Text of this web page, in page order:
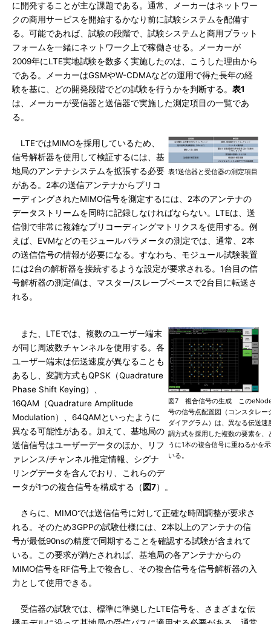
に開発することが主な課題である。通常、メーカーはネットワー
クの商用サービスを開始するかなり前に試験システムを配備す
る。可能であれば、試験の段階で、試験システムと商用プラット
フォームを一緒にネットワーク上で稼働させる。メーカーが
2009年にLTE実地試験を数多く実施したのは、こうした理由から
である。メーカーはGSMやW-CDMAなどの運用で得た長年の経
験を基に、どの開発段階でどの試験を行うかを判断する。 表1
は、メーカーが受信器と送信器で実施した測定項目の一覧であ
る。
表1送信器と受信器の測定項目
LTEではMIMOを採用しているため、
信号解析器を使用して検証するには、基
地局のアンテナシステムを拡張する必要
がある。2本の送信アンテナからプリコ
ーディングされたMIMO信号を測定するには、2本のアンテナの
データストリームを同時に記録しなければならない。LTEは、送
信側で非常に複雑なプリコーディングマトリクスを使用する。例
えば、EVMなどのモジュールパラメータの測定では、通常、2本
の送信信号の情報が必要になる。すなわち、モジュール試験装置
には2台の解析器を接続するような設定が要求される。1台目の信
号解析器の測定値は、マスター/スレーブベースで2台目に転送さ
れる。
図7 複合信号の生成 この
号の信号点配置図（コンスタレー
ダイアグラム）は、異なる伝送速
調方式を採用した複数の要素を、
うに1本の複合信号に重ねるかを
いる。
また、LTEでは、複数のユーザー端末
が同じ周波数チャンネルを使用する。各
ユーザー端末は伝送速度が異なることも
あるし、変調方式もQPSK（Quadrature
Phase Shift Keying）、
16QAM（Quadrature Amplitude
Modulation）、64QAMといったように
異なる可能性がある。加えて、基地局の
送信信号はユーザーデータのほか、リフ
ァレンス/チャンネル推定情報、シグナ
リングデータを含んでおり、これらのデ
ータが1つの複合信号を構成する（ 図7）。
さらに、MIMOでは送信信号に対して正確な時間調整が要求さ
れる。そのため3GPPの試験仕様には、2本以上のアンテナの信
号が最低90nsの精度で同期することを確認する試験が含まれて
いる。この要求が満たされれば、基地局の各アンテナからの
MIMO信号をRF信号上で複合し、その複合信号を信号解析器の入
力として使用できる。
受信器の試験では、標準に準拠したLTE信号を、さまざまな伝